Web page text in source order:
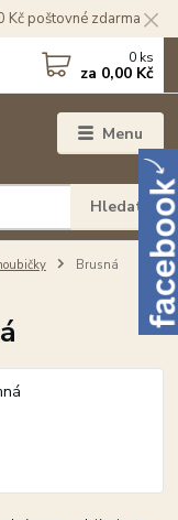
Kč poštovné zdarma
Menu
Hledat
0 ks
za 0,00 Kč
Brusná